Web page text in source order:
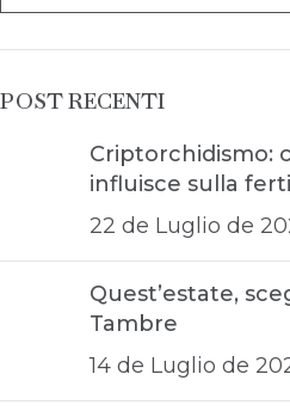
POST RECENTI
Criptorchidismo:
influisce sulla
22 de Luglio de
Quest’estate,
Tambre
14 de Luglio de